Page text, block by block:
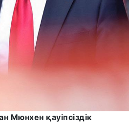
Мюнхен қауіпсіздік